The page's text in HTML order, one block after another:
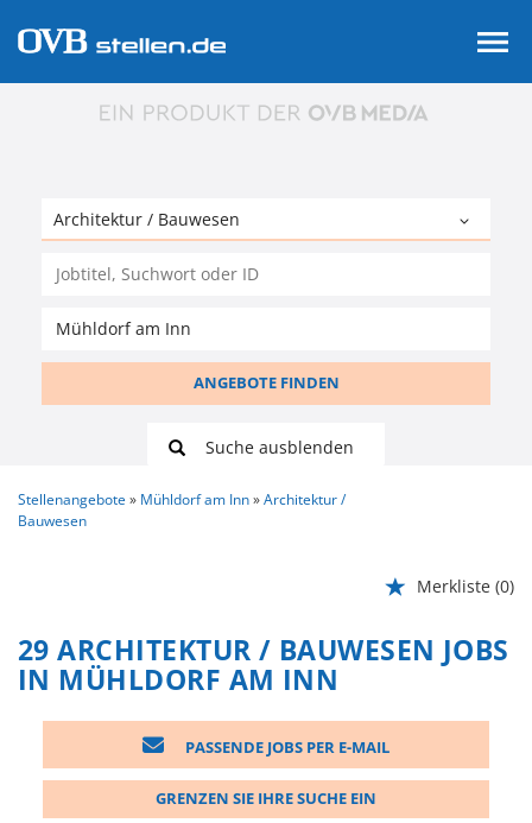
ANGEBOTE FINDEN
Suche ausblenden
Stellenangebote Mühldorf am Inn
Architektur /
Bauwesen
Merkliste (0)
29 ARCHITEKTUR / BAUWESEN JOBS
IN MÜHLDORF AM INN
PASSENDE JOBS PER E-MAIL
GRENZEN SIE IHRE SUCHE EIN